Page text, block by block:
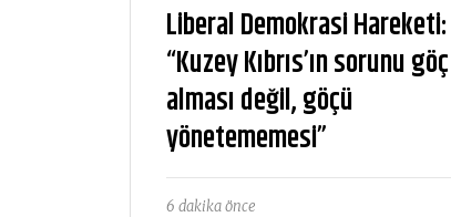
Liberal Demokrasi Hareketi:
“Kuzey Kıbrıs’ın sorunu göç
alması değil, göçü
yönetememesi”
6 dakika önce